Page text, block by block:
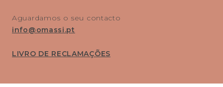
Aguardamos o seu contacto
info@omassi.pt
LIVRO DE RECLAMAÇÕES